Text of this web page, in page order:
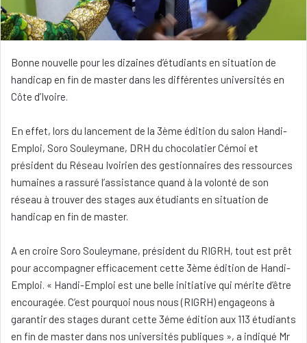
Bonne nouvelle pour les dizaines d’étudiants en situation de
handicap en fin de master dans les différentes universités en
Côte d’Ivoire.
En effet, lors du lancement de la 3ème édition du salon Handi-
Emploi, Soro Souleymane, DRH du chocolatier Cémoi et
président du Réseau Ivoirien des gestionnaires des ressources
humaines a rassuré l’assistance quand à la volonté de son
réseau à trouver des stages aux étudiants en situation de
handicap en fin de master.
A en croire Soro Souleymane, président du RIGRH, tout est prêt
pour accompagner efficacement cette 3ème édition de Handi-
Emploi. « Handi-Emploi est une belle initiative qui mérite d’être
encouragée. C’est pourquoi nous nous (RIGRH) engageons à
garantir des stages durant cette 3éme édition aux 113 étudiants
en fin de master dans nos universités publiques », a indiqué Mr